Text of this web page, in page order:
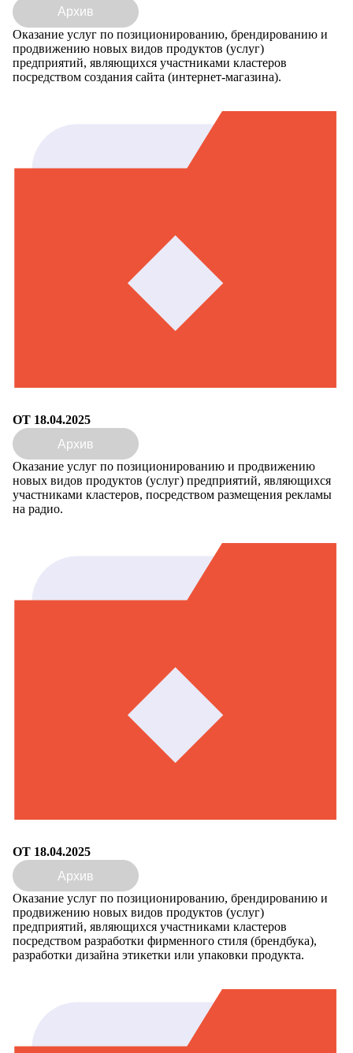
Архив
Оказание услуг по позиционированию, брендированию и
продвижению новых видов продуктов (услуг)
предприятий, являющихся участниками кластеров
посредством создания сайта (интернет-магазина).
ОТ 18.04.2025
Архив
Оказание услуг по позиционированию и продвижению
новых видов продуктов (услуг) предприятий, являющихся
участниками кластеров, посредством размещения рекламы
на радио.
ОТ 18.04.2025
Архив
Оказание услуг по позиционированию, брендированию и
продвижению новых видов продуктов (услуг)
предприятий, являющихся участниками кластеров
посредством разработки фирменного стиля (брендбука),
разработки дизайна этикетки или упаковки продукта.